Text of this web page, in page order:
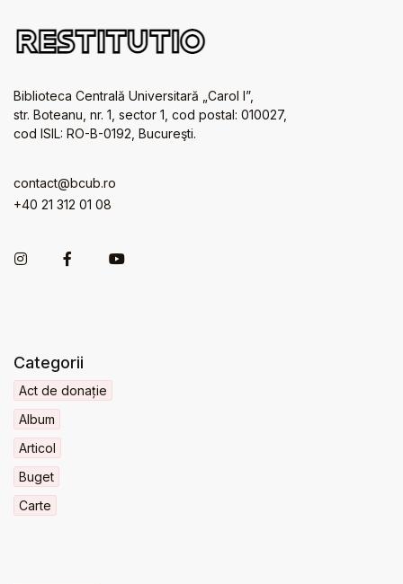
Biblioteca Centrală Universitară „Carol I”,
str. Boteanu, nr. 1, sector 1, cod postal: 010027,
cod ISIL: RO-B-0192, Bucureşti.
contact@bcub.ro
+40 21 312 01 08
Categorii
Act de donație
Album
Articol
Buget
Carte